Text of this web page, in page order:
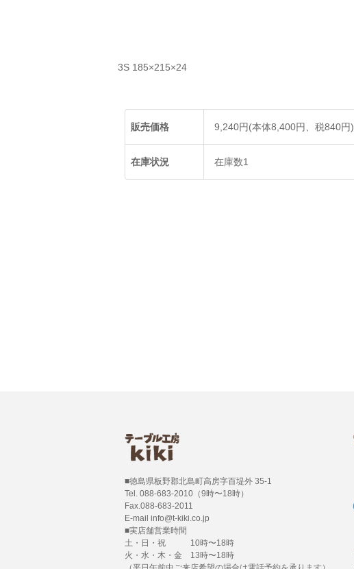
3S 185×215×24
販売価格 9,240円(本体8,400円、税840円)
在庫状況 在庫数1
■徳島県板野郡北島町高房字百堤外 35-1
Tel. 088-683-2010（9時〜18時）
Fax.088-683-2011
E-mail info@t-kiki.co.jp
■実店舗営業時間
土・日・祝 10時〜18時
火・水・木・金 13時〜18時